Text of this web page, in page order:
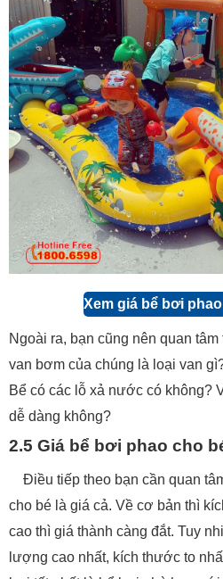
Xem giá bể bơi
Ngoài ra, bạn cũng nên quan
van bơm của chúng là loại van
Bể có các lỗ xả nước có không?
dễ dàng không?
2.5 Giá bể bơi phao cho
Điều tiếp theo bạn cần quan
cho bé là giá cả. Về cơ bản thì
cao thì giá thành càng đắt. Tuy
lượng cao nhất, kích thước to